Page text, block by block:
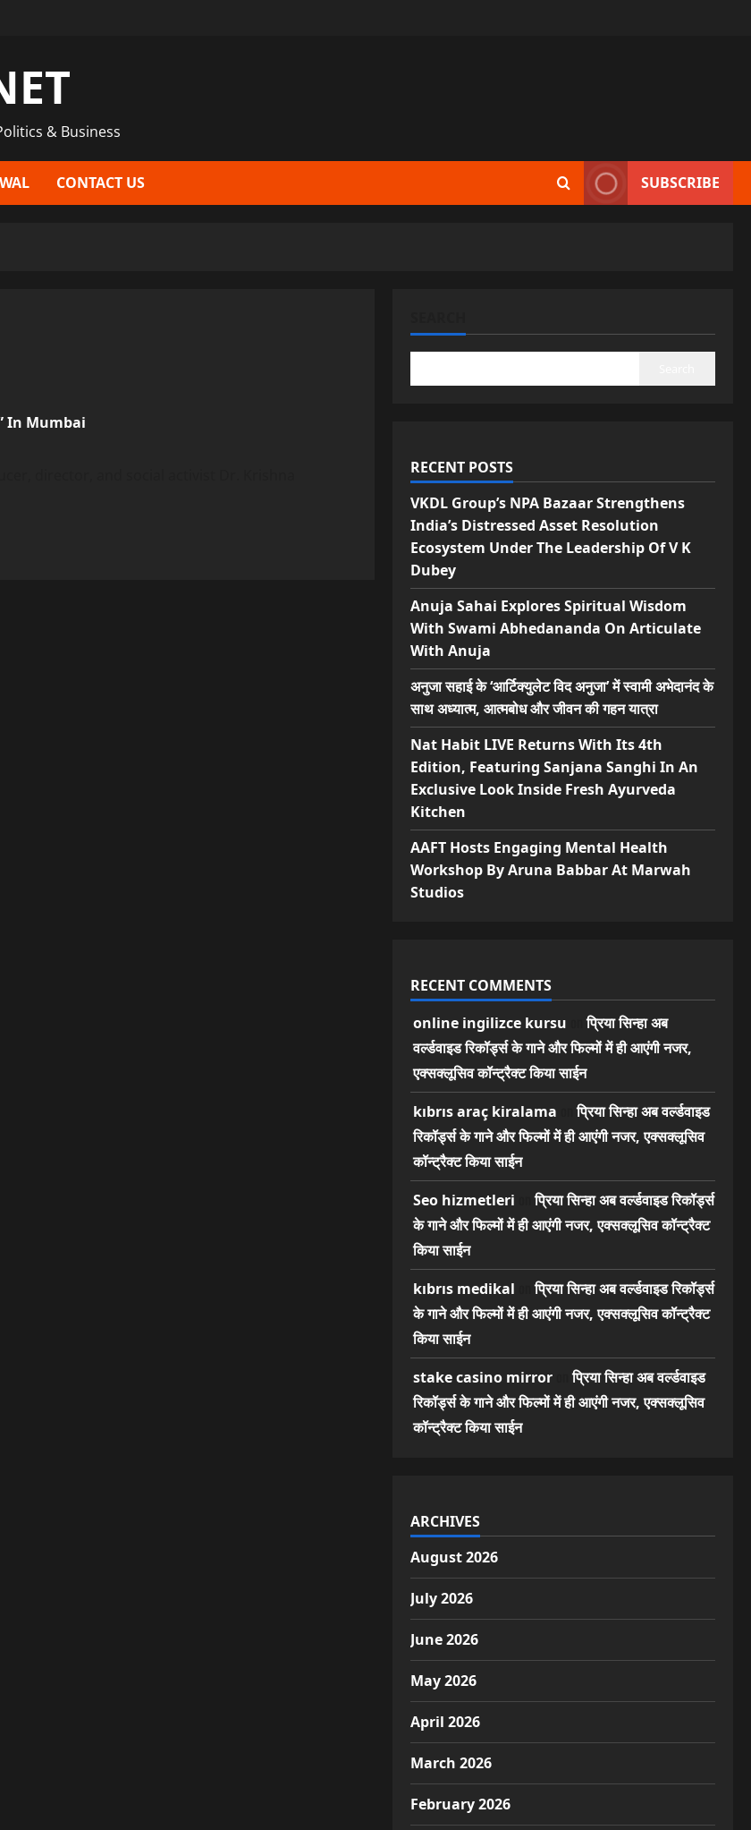
& Business
CONTACT US SUBSCRIBE
In Mumbai
RECENT POSTS
VKDL Group’s NPA Bazaar Strengthens
India’s Distressed Asset Resolution
Ecosystem Under The Leadership Of V K
Dubey
Anuja Sahai Explores Spiritual Wisdom
With Swami Abhedananda On Articulate
With Anuja
अनुजा सहाई के ‘आर्टिक्युलेट विद अनुजा’ में स्वामी अभेदानंद के
साथ अध्यात्म, आत्मबोध और जीवन की गहन यात्रा
Nat Habit LIVE Returns With Its 4th
Edition, Featuring Sanjana Sanghi In An
Exclusive Look Inside Fresh Ayurveda
Kitchen
AAFT Hosts Engaging Mental Health
Workshop By Aruna Babbar At Marwah
Studios
RECENT COMMENTS
online ingilizce kursu onप्रिया सिन्हा अब
वर्ल्डवाइड रिकॉर्ड्स के गाने और फिल्मों में ही आएंगी नजर,
एक्सक्लूसिव कॉन्ट्रैक्ट किया साईन
kıbrıs araç kiralama onप्रिया सिन्हा अब वर्ल्डवाइड
रिकॉर्ड्स के गाने और फिल्मों में ही आएंगी नजर, एक्सक्लूसिव
कॉन्ट्रैक्ट किया साईन
Seo hizmetleri onप्रिया सिन्हा अब वर्ल्डवाइड रिकॉर्ड्स
के गाने और फिल्मों में ही आएंगी नजर, एक्सक्लूसिव कॉन्ट्रैक्ट
किया साईन
kıbrıs medikal onप्रिया सिन्हा अब वर्ल्डवाइड रिकॉर्ड्स
के गाने और फिल्मों में ही आएंगी नजर, एक्सक्लूसिव कॉन्ट्रैक्ट
किया साईन
stake casino mirroronप्रिया सिन्हा अब वर्ल्डवाइड
रिकॉर्ड्स के गाने और फिल्मों में ही आएंगी नजर, एक्सक्लूसिव
कॉन्ट्रैक्ट किया साईन
ARCHIVES
August 2026
July 2026
June 2026
May 2026
April 2026
March 2026
February 2026